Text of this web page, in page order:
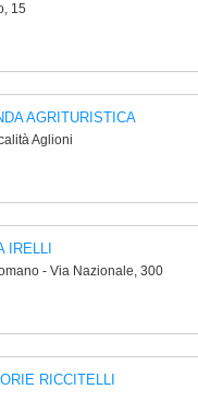
15
AGRITURISTICA
Aglioni
IRELLI
- Via Nazionale, 300
RICCITELLI